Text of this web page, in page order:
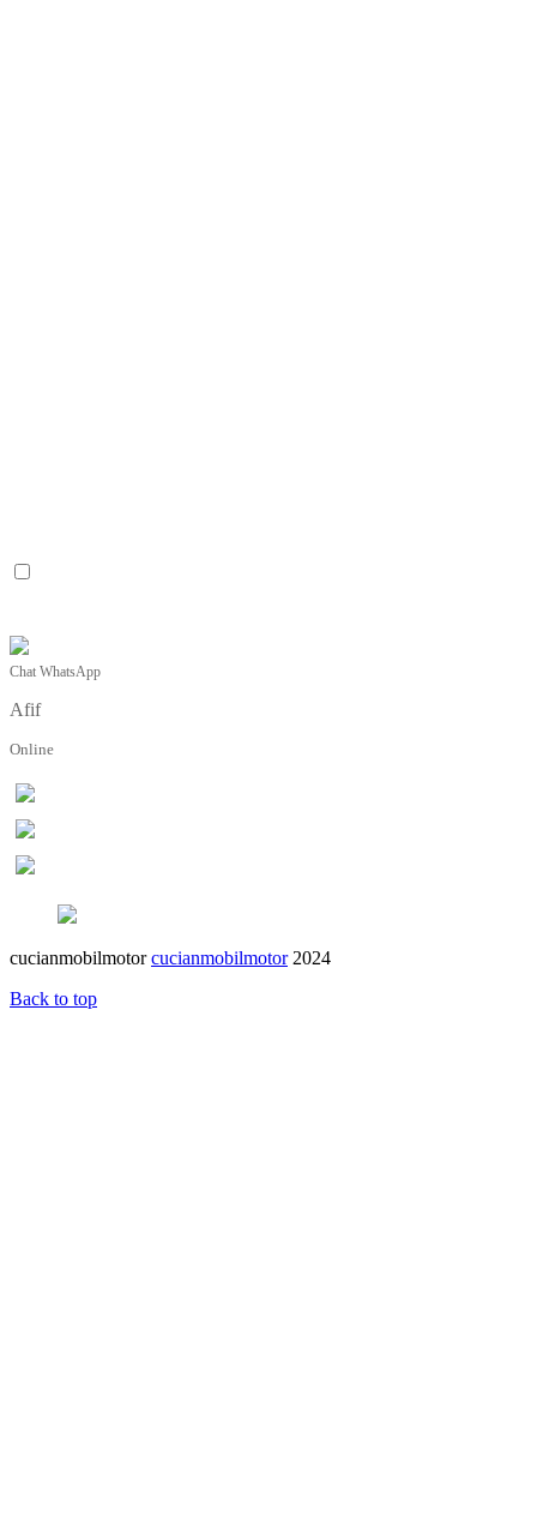
Chat WhatsApp
Afif
Online
cucianmobilmotorcucianmobilmotor2024
Back to top